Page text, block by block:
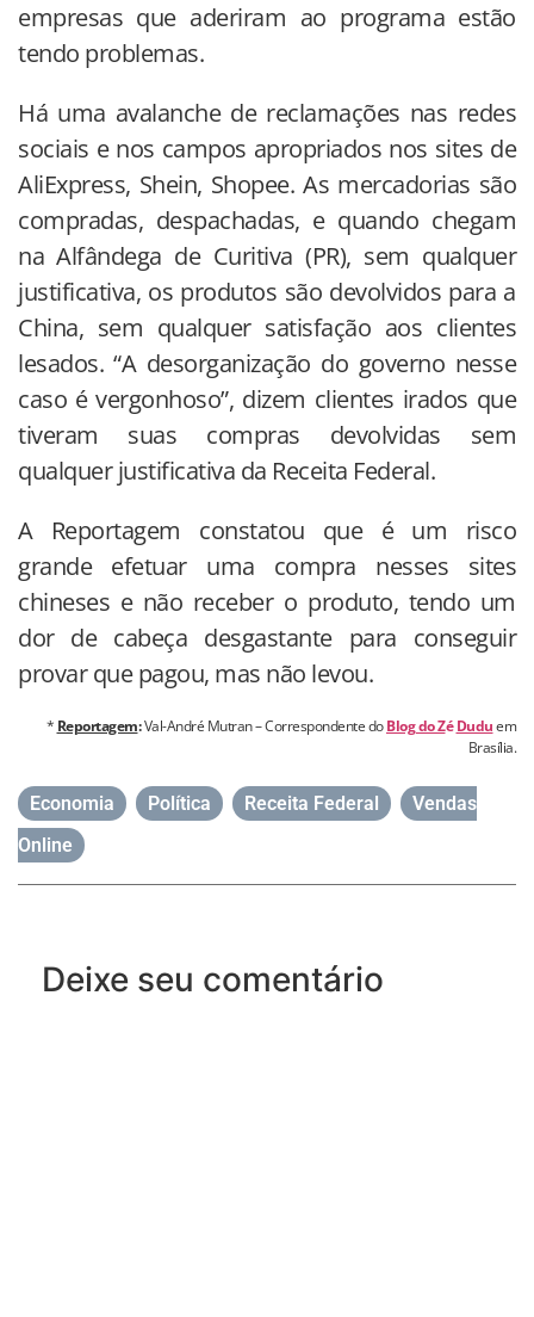
empresas que aderiram ao programa estão
tendo problemas.
Há uma avalanche de reclamações nas redes
sociais e nos campos apropriados nos sites de
AliExpress, Shein, Shopee. As mercadorias são
compradas, despachadas, e quando chegam
na Alfândega de Curitiva (PR), sem qualquer
justificativa, os produtos são devolvidos para a
China, sem qualquer satisfação aos clientes
lesados. “A desorganização do governo nesse
caso é vergonhoso”, dizem clientes irados que
tiveram suas compras devolvidas sem
qualquer justificativa da Receita Federal.
A Reportagem constatou que é um risco
grande efetuar uma compra nesses sites
chineses e não receber o produto, tendo um
dor de cabeça desgastante para conseguir
provar que pagou, mas não levou.
* Reportagem:Val-André Mutran – Correspondente doBlog do ZéDuduem
Brasília.
Economia Política Receita Federal
Vendas
Online
Deixe seu comentário